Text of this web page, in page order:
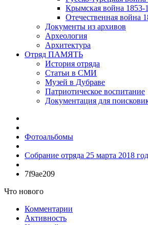
Крымская война 1853-
Отечественная война
Документы из архивов
Археология
Архитектура
Отряд ПАМЯТЬ
История отряда
Статьи в СМИ
Музей в Дубраве
Патриотическое воспитание
Документация для
Фотоальбомы
Собрание отряда 25 марта 2018
7f9ae209
Что нового
Комментарии
Активность